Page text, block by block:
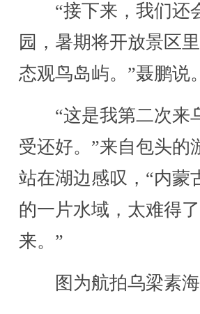
“接下来，我们还
园，暑期将开放景区
态观鸟岛屿。”聂鹏说。
“这是我第二次来
受还好。”来自包头的
站在湖边感叹，“内蒙
的一片水域，太难得
来。”
图为航拍乌梁素